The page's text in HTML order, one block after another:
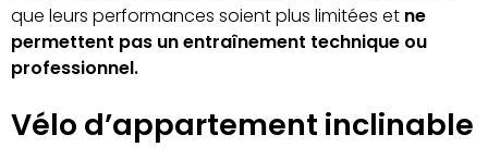
que leurs performances soient plus limitées et ne
permettent pas un entraînement technique ou
professionnel.
Vélo d’appartement inclinable